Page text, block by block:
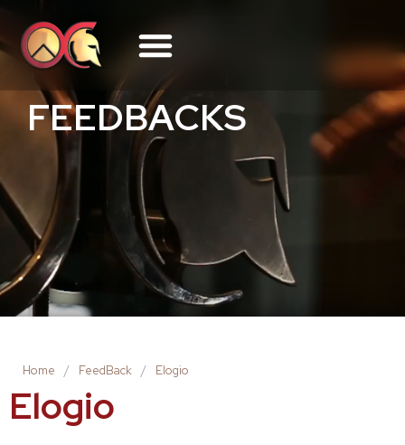
FEEDBACKS
Home / FeedBack / Elogio
Elogio